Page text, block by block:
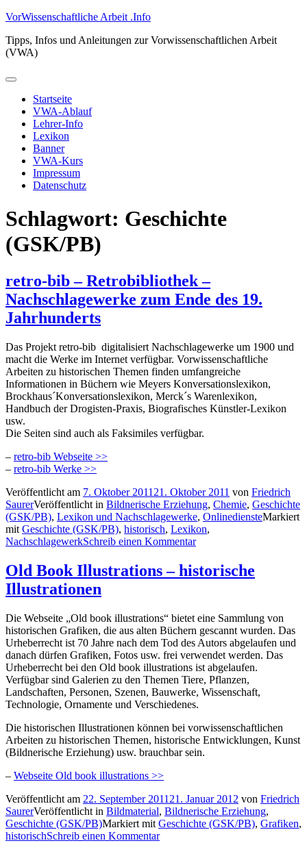
Zum
springen
VorWissenschaftliche Arbeit .Info
Tipps, Infos und Anleitungen zur Vorwissenschaftlichen Arbeit
(VWA)
Primäres
Startseite
VWA-Ablauf
Lehrer-Info
Lexikon
Banner
VWA-Kurs
Impressum
Datenschutz
Schlagwort: Geschichte
(GSK/PB)
retro-bib – Retrobibliothek –
Nachschlagewerke zum Ende des 19.
Jahrhunderts
Das Projekt retro-bib digitalisiert Nachschlagewerke um 1900 und
macht die Werke im Internet verfügbar. Vorwissenschaftliche
Arbeiten zu historischen Themen finden umfangreiche
Informationen in Büchern wie Meyers Konversationslexikon,
Brockhaus´Konversationslexikon, Merck´s Warenlexikon,
Handbuch der Drogisten-Praxis, Biografisches Künstler-Lexikon
usw.
Die Seiten sind auch als Faksimiles verfügbar.
– retro-bib Webseite >>
– retro-bib Werke >>
Veröffentlicht am 7. Oktober 2011 21. Oktober 2011 von Friedrich
SaurerVeröffentlicht in Bildnerische Erziehung, Chemie, Geschichte
(GSK/PB), Lexikon und Nachschlagewerke, OnlinediensteMarkiert
mit Geschichte (GSK/PB), historisch, Lexikon,
NachschlagewerkSchreib einen Kommentar
Old Book Illustrations – historische
Illustrationen
Die Webseite „Old book illustrations“ bietet eine Sammlung von
historischen Grafiken, die aus alten Büchern gescannt wurden. Das
Urheberrecht ist 70 Jahre nach dem Tod des Autors abgelaufen und
danach dürfen Grafiken, Fotos usw. frei verwendet werden. Das
Urheberrecht bei den Old book illustrations ist abgelaufen.
Verfügbar sind Galerien zu den Themen Tiere, Pflanzen,
Landschaften, Personen, Szenen, Bauwerke, Wissenschaft,
Technologie, Ornamente und Verschiedenes.
Die historischen Illustrationen können bei vorwissenschaftlichen
Arbeiten zu historischen Themen, historische Entwicklungen, Kunst
(Bildnerische Erziehung) usw. brauchbar sein.
– Webseite Old book illustrations >>
Veröffentlicht am 22. September 2011 21. Januar 2012 von Friedrich
SaurerVeröffentlicht in Bildmaterial, Bildnerische Erziehung,
Geschichte (GSK/PB)Markiert mit Geschichte (GSK/PB), Grafiken,
historischSchreib einen Kommentar